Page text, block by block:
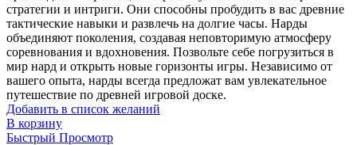
стратегии и интриги. Они способны пробудить в вас древние
тактические навыки и развлечь на долгие часы. Нарды
объединяют поколения, создавая неповторимую атмосферу
соревнования и вдохновения. Позвольте себе погрузиться в
мир нард и открыть новые горизонты игры. Независимо от
вашего опыта, нарды всегда предложат вам увлекательное
путешествие по древней игровой доске.
Добавить в список желаний
В корзину
Быстрый Просмотр